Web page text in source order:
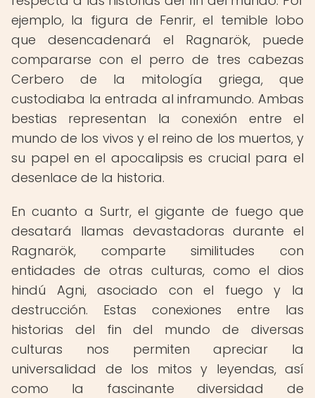
ejemplo, la figura de Fenrir, el temible lobo
que desencadenará el Ragnarök, puede
compararse con el perro de tres cabezas
Cerbero de la mitología griega, que
custodiaba la entrada al inframundo. Ambas
bestias representan la conexión entre el
mundo de los vivos y el reino de los muertos, y
su papel en el apocalipsis es crucial para el
desenlace de la historia.
En cuanto a Surtr, el gigante de fuego que
desatará llamas devastadoras durante el
Ragnarök, comparte similitudes con
entidades de otras culturas, como el dios
hindú Agni, asociado con el fuego y la
destrucción. Estas conexiones entre las
historias del fin del mundo de diversas
culturas nos permiten apreciar la
universalidad de los mitos y leyendas, así
como la fascinante diversidad de